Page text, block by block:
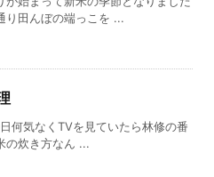
り田んぼの端っこを ...
何気なくTVを見ていたら林修の番
の炊き方なん ...